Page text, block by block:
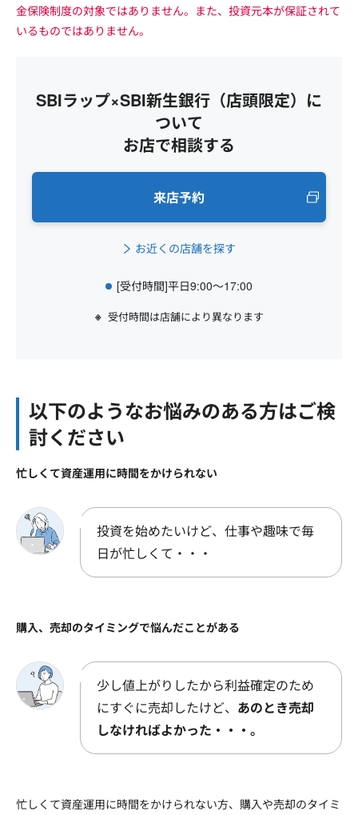
金保険制度の対象ではありません。また、投資元本が保証されて
いるものではありません。
SBIラップ×SBI新生銀行（店頭限定）に
ついて
お店で相談する
来店予約
お近くの店舗を探す
[受付時間]平日9:00～17:00
受付時間は店舗により異なります
以下のようなお悩みのある方はご検
討ください
忙しくて資産運用に時間をかけられない
投資を始めたいけど、仕事や趣味で毎
日が忙しくて・・・
購入、売却のタイミングで悩んだことがある
少し値上がりしたから利益確定のため
にすぐに売却したけど、 あのとき売却
しなければよかった・・・。
忙しくて資産運用に時間をかけられない方、購入や売却のタイミ